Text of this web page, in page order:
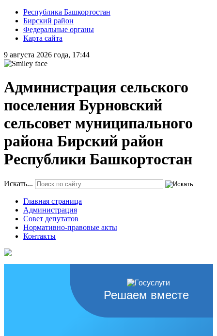
Республика Башкортостан
Бирский район
Федеральные органы
Карта сайта
9 августа 2026 года, 17:44
Администрация сельского
поселения Бурновский
сельсовет муниципального
района Бирский район
Республики Башкортостан
Искать...
Главная страница
Администрация
Совет депутатов
Нормативно-правовые акты
Контакты
Решаем вместе